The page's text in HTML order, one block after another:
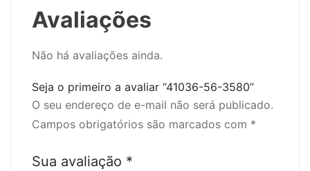
Avaliações
Não há avaliações ainda.
Seja o primeiro a avaliar “41036-56-3580”
O seu endereço de e-mail não será publicado.
Campos obrigatórios são marcados com *
Sua avaliação *